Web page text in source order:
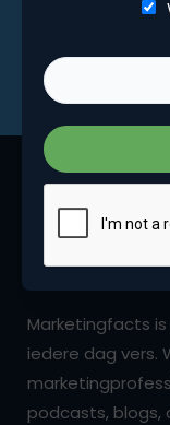
Marketingfacts
iedere dag vers.
podcasts, blogs,